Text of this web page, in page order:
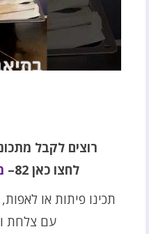
רוצים לקבל
לחצו כאן 82–
תכינו פיתות או
עם צלחת